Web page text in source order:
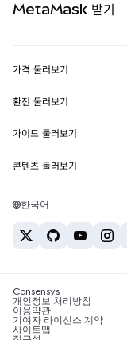
실물자산
MetaMask Connect
Snaps
웹3 서비스
MetaMask 받기
보안
고객 지원
채용
가격 둘러보기
이더리움 가격
솔라나 가격
테더 가격
환전 둘러보기
ETH를 USD로 환전
USDT를 INR로 환전
BTC를 INR로 환전
ETH를 USDT로 환전
가이드 둘러보기
ETH 매수
USDT 매수
SHIB 매수
BNB 매수
콘텐츠 둘러보기
솔라나 지갑
암호화폐 세금 뉴스
암호화폐 매수 방법
한국어
Consensys
개인정보 처리방침
이용약관
기여자 라이선스 계약
사이트맵